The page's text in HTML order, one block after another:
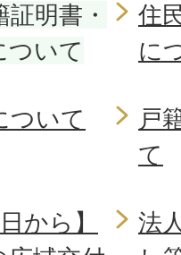
明書・
ついて
住
に
ついて
戸
て
から】
法